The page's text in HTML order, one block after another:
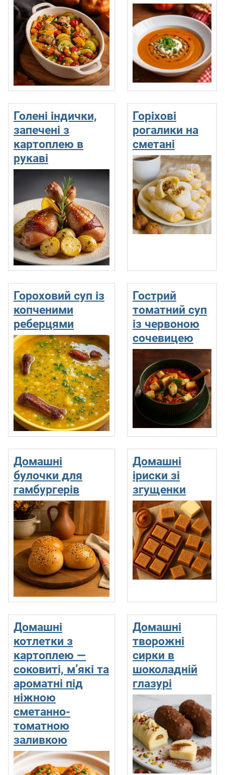
Голені індички,
запечені з
картоплею в
рукаві
Горіхові
рогалики на
сметані
Гороховий суп із
копченими
реберцями
Гострий
томатний суп
із червоною
сочевицею
Домашні
булочки для
гамбургерів
Домашні
іриски зі
згущенки
Домашні
котлетки з
картоплею —
соковиті, м’які та
ароматні під
ніжною
сметанно-
томатною
заливкою
Домашні
творожні
сирки в
шоколадній
глазурі